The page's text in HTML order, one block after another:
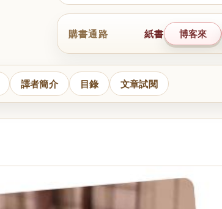
購書通路 紙書 博客來
譯者簡介 目錄 文章試閱